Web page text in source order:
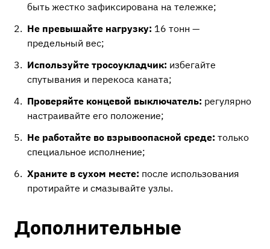
быть жестко зафиксирована на тележке;
Не превышайте нагрузку: 16 тонн —
предельный вес;
Используйте тросоукладчик: избегайте
спутывания и перекоса каната;
Проверяйте концевой выключатель: регулярно
настраивайте его положение;
Не работайте во взрывоопасной среде: только
специальное исполнение;
Храните в сухом месте: после использования
протирайте и смазывайте узлы.
Дополнительные